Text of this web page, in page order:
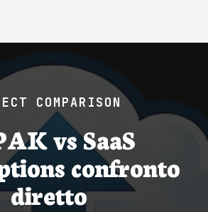
COMPARISON
vs SaaS
confronto
diretto